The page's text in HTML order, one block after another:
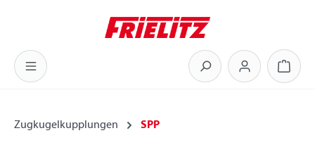
Zum Hauptinhalt springen
Zugkugelkupplungen SPP